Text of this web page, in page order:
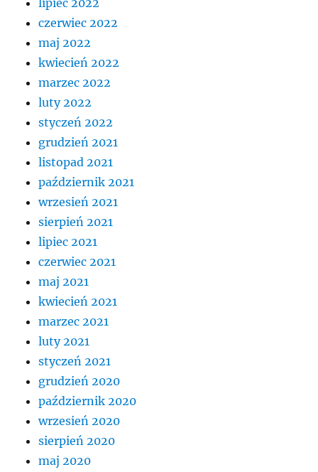
czerwiec 2022
maj 2022
kwiecień 2022
marzec 2022
luty 2022
styczeń 2022
grudzień 2021
listopad 2021
październik 2021
wrzesień 2021
sierpień 2021
lipiec 2021
czerwiec 2021
maj 2021
kwiecień 2021
marzec 2021
luty 2021
styczeń 2021
grudzień 2020
październik 2020
wrzesień 2020
sierpień 2020
maj 2020